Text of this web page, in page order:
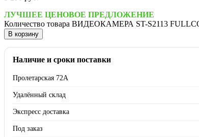
ЛУЧШЕЕ ЦЕНОВОЕ ПРЕДЛОЖЕНИЕ
Количество товара ВИДЕОКАМЕРА ST-S2113
В корзину
Наличие и сроки поставки
Пролетарская 72А
Удалённый склад
Экспресс доставка
Под заказ